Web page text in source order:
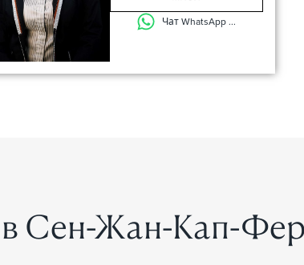
Чат WhatsApp ...
в Сен-Жан-Кап-